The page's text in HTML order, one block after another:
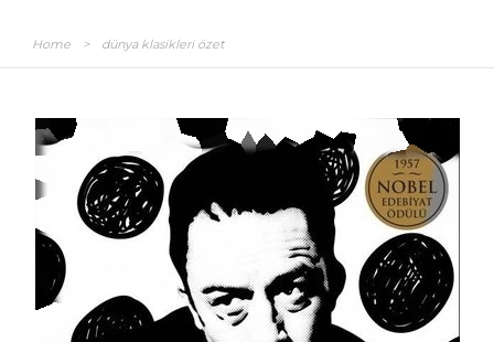
Home > dünya klasikleri özet